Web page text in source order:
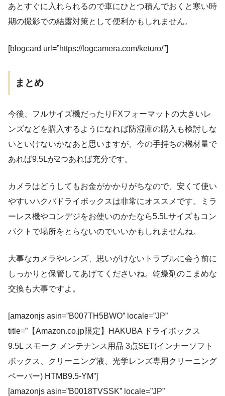
あとすぐに入れられるので車にひとつ積んでおくと寒い時
期の撮影での結露対策として便利かもしれません。
[blogcard url=”https://logcamera.com/keturo/″]
まとめ
今後、フルサイズ機だったりFXフォーマットの大きいレ
ンズなどを購入するようになれば防湿庫の購入も検討しな
いといけないかなあと思いますが、今の手持ちの機材量で
あれば9.5Lが2つあれば充分です。
カメラはどうしてもお金がかかりがちなので、安くて使い
やすいハクバドライボックスは非常にオススメです。ミラ
ーレス機やコンデジをお使いのかたなら5.5Lサイズもコン
パクトで場所をとらないのでいいかもしれませんね。
大事なカメラやレンズ、思いがけないトラブルに会う前に
しっかりと保管してあげてくださいね。乾燥剤のこまめな
交換も大事ですよ。
[amazonjs asin=”B007TH5BWO” locale=”JP”
title=”【Amazon.co.jp限定】HAKUBA ドライボックス
9.5L スモーク メンテナンス用品 3点SET(インナーソフト
ボックス、クリーニング液、光学レンズ専用クリーニング
ペーパー) HTMB9.5-YM”]
[amazonjs asin=”B0018TVSSK” locale=”JP”